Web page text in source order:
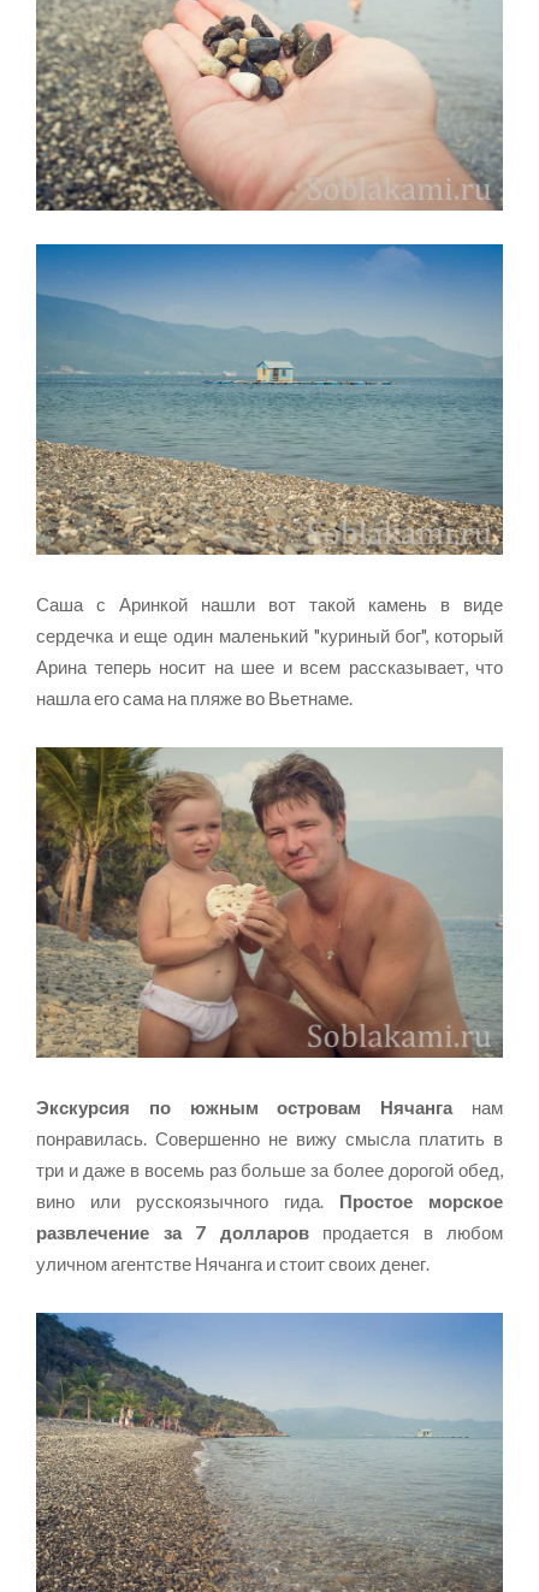
Саша с Аринкой нашли вот такой камень в виде
сердечка и еще один маленький "куриный бог", который
Арина теперь носит на шее и всем рассказывает, что
нашла его сама на пляже во Вьетнаме.
Экскурсия по южным островам Нячанга нам
понравилась. Совершенно не вижу смысла платить в
три и даже в восемь раз больше за более дорогой обед,
вино или русскоязычного гида. Простое морское
развлечение за 7 долларовпродается в любом
уличном агентстве Нячанга и стоит своих денег.